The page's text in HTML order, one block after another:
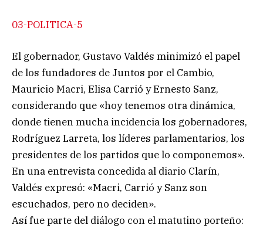
03-POLITICA-5
El gobernador, Gustavo Valdés minimizó el papel
de los fundadores de Juntos por el Cambio,
Mauricio Macri, Elisa Carrió y Ernesto Sanz,
considerando que «hoy tenemos otra dinámica,
donde tienen mucha incidencia los gobernadores,
Rodríguez Larreta, los líderes parlamentarios, los
presidentes de los partidos que lo componemos».
En una entrevista concedida al diario Clarín,
Valdés expresó: «Macri, Carrió y Sanz son
escuchados, pero no deciden».
Así fue parte del diálogo con el matutino porteño: